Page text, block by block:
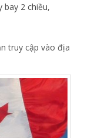
bay 2 chiều,
truy cập vào địa